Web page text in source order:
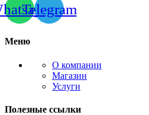
Telegram
Меню
О компании
Магазин
Услуги
Полезные ссылки